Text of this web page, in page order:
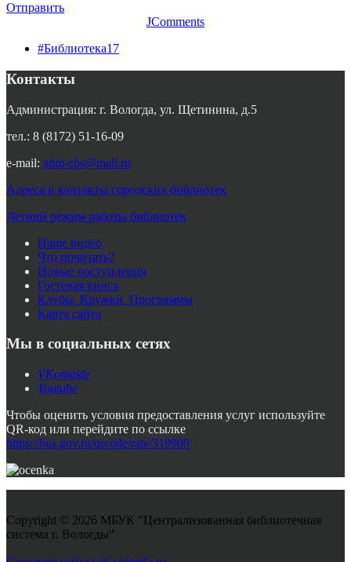
Отправить
JComments
#Библиотека17
Контакты
Администрация: г. Вологда, ул. Щетинина, д.5
тел.: 8 (8172) 51-16-09
e-mail: adm-cbs@mail.ru
Адреса и контакты городских библиотек
Летний режим работы библиотек
Наше видео
Что почитать?
Новые поступления
Гостевая книга
Клубы. Кружки. Программы
Карта сайта
Мы в социальных сетях
VKontakte
Youtube
Чтобы оценить условия предоставления услуг используйте
QR-код или перейдите по ссылке
https://bus.gov.ru/qrcode/rate/319900
Copyright © 2026 МБУК "Централизованная библиотечная
система г. Вологды"